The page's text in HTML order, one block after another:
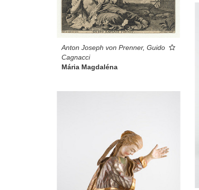
Anton Joseph von Prenner, Guido
Cagnacci
Mária Magdaléna